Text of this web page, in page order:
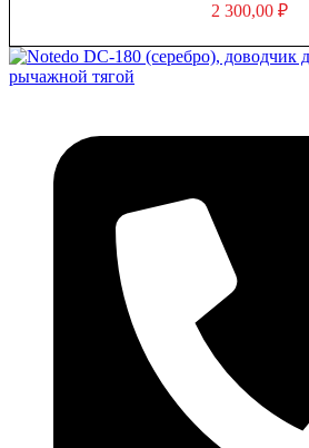
2 300,00 ₽